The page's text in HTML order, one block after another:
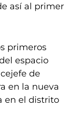
así al primer
primeros
espacio
de
en la nueva
en el distrito